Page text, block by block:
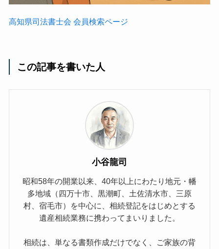
高知県司法書士会 会員検索ページ
この記事を書いた人
小谷龍司
昭和58年の開業以来、40年以上にわたり地元・幡
多地域（四万十市、黒潮町、土佐清水市、三原
村、宿毛市）を中心に、相続登記をはじめとする
遺産相続業務に携わってまいりました。
相続は、単なる書類作成だけでなく、ご家族の背